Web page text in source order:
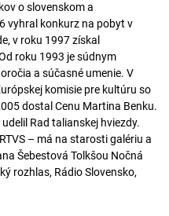
o slovenskom a
vyhral konkurz na pobyt v
v roku 1997 získal
roku 1993 je súdnym
a súčasné umenie. V
komisie pre kultúru so
dostal Cenu Martina Benku.
Rad talianskej hviezdy.
– má na starosti galériu a
Šebestová Tolkšou Nočná
rozhlas, Rádio Slovensko,